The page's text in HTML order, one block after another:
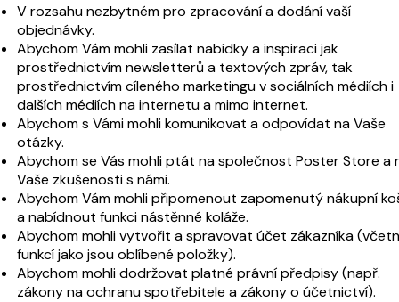
V rozsahu nezbytném pro zpracování a dodání vaší
objednávky.
Abychom Vám mohli zasílat nabídky a inspiraci jak
prostřednictvím newsletterů a textových zpráv, tak
prostřednictvím cíleného marketingu v sociálních médiích i
dalších médiích na internetu a mimo internet.
Abychom s Vámi mohli komunikovat a odpovídat na Vaše
otázky.
Abychom se Vás mohli ptát na společnost Poster Store a
Vaše zkušenosti s námi.
Abychom Vám mohli připomenout zapomenutý nákupní
a nabídnout funkci nástěnné koláže.
Abychom mohli vytvořit a spravovat účet zákazníka
funkcí jako jsou oblíbené položky).
Abychom mohli dodržovat platné právní předpisy (např.
zákony na ochranu spotřebitele a zákony o účetnictví).